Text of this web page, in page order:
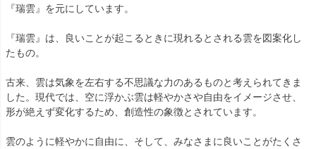
『瑞雲』を元にしています。
『瑞雲』は、良いことが起こるときに現れるとされる雲を図案化し
たもの。
古来、雲は気象を左右する不思議な力のあるものと考えられてきま
した。現代では、空に浮かぶ雲は軽やかさや自由をイメージさせ、
形が絶えず変化するため、創造性の象徴とされています。
雲のように軽やかに自由に、そして、みなさまに良いことがたくさ